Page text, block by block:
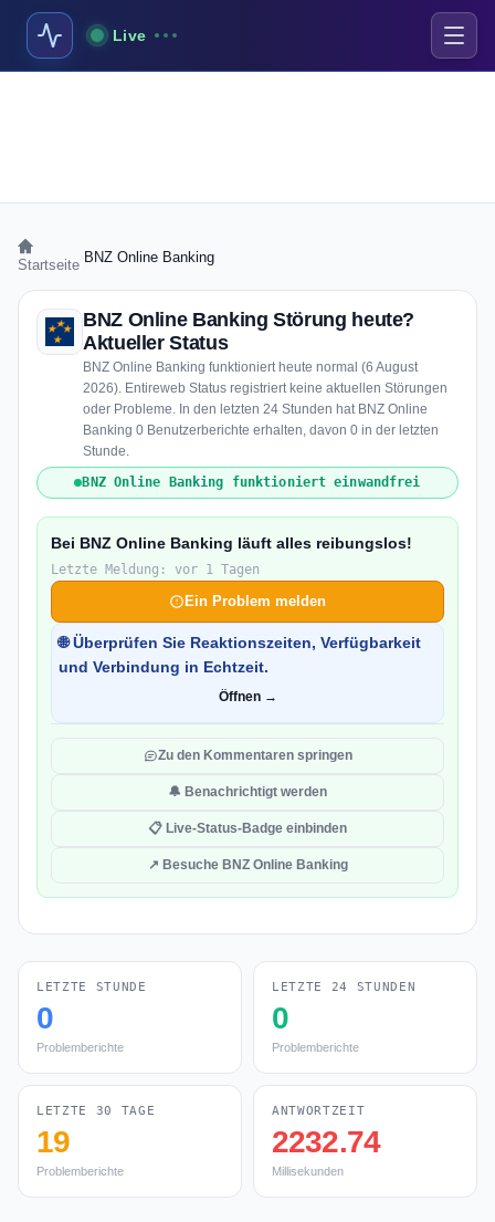
Live
Startseite BNZ Online Banking
BNZ Online Banking Störung heute?
Aktueller Status
BNZ Online Banking funktioniert heute normal (6 August
2026). Entireweb Status registriert keine aktuellen Störungen
oder Probleme. In den letzten 24 Stunden hat BNZ Online
Banking 0 Benutzerberichte erhalten, davon 0 in der letzten
Stunde.
BNZ Online Banking funktioniert einwandfrei
Bei BNZ Online Banking läuft alles reibungslos!
Letzte Meldung: vor 1 Tagen
Ein Problem melden
🌐 Überprüfen Sie Reaktionszeiten, Verfügbarkeit
und Verbindung in Echtzeit.
Öffnen →
Zu den Kommentaren springen
🔔 Benachrichtigt werden
📋 Live-Status-Badge einbinden
↗ Besuche BNZ Online Banking
LETZTE STUNDE
0
Problemberichte
LETZTE 24 STUNDEN
0
Problemberichte
LETZTE 30 TAGE
19
Problemberichte
ANTWORTZEIT
2232.74
Millisekunden